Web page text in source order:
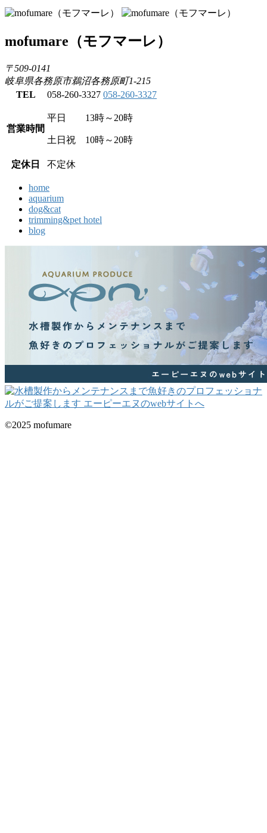
mofumare （モフマーレ）
〒509-0141
岐阜県各務原市鵜沼各務原町1-215
TEL
058-260-3327 058-260-3327
営業時間
平日 13時～20時
土日祝 10時～20時
定休日 不定休
home
aquarium
dog&cat
trimming&pet hotel
blog
©2025 mofumare